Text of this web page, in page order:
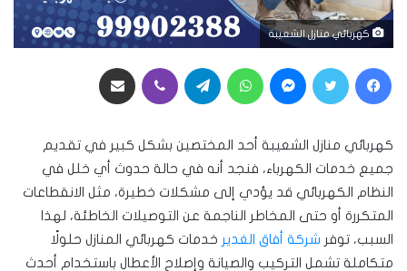
كهربائي منازل الشعيبة
كهربائي منازل الشعيبة أحد المختصين بشكل كبير في تقديم
جميع خدمات الكهرباء، فنجد أنه في حالة حدوث أي خلل في
النظام الكهربائي قد يؤدي إلى مشكلات خطيرة، مثل الانقطاعات
المتكررة أو حتى المخاطر الناجمة عن التوصيلات الخاطئة، لهذا
السبب، توفر شركة أفاق الغدير خدمات كهربائي المنازل حلولًا
متكاملة تشمل التركيب والصيانة وإصلاح الأعطال باستخدام أحدث